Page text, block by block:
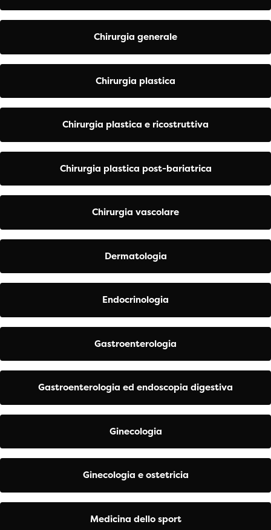
Chirurgia generale
Chirurgia plastica
Chirurgia plastica e ricostruttiva
Chirurgia plastica post-bariatrica
Chirurgia vascolare
Dermatologia
Endocrinologia
Gastroenterologia
Gastroenterologia ed endoscopia digestiva
Ginecologia
Ginecologia e ostetricia
Medicina dello sport